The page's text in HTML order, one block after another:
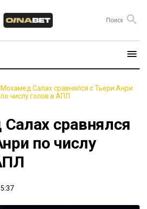
Мохамед Салах сравнялся с Тьери Анри
по числу голов в АПЛ
сравнялся
по числу